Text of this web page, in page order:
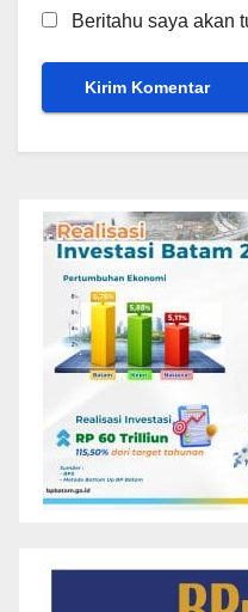
Beritahu saya akan